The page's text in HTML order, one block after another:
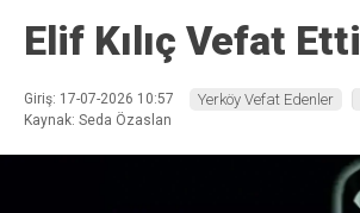
Elif Kılıç Vefat Etti
Giriş: 17-07-2026 10:57
Kaynak: Seda Özaslan
Yerköy Vefat Edenler